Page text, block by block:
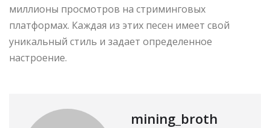
миллионы просмотров на стриминговых
платформах. Каждая из этих песен имеет свой
уникальный стиль и задает определенное
настроение.
mining_broth